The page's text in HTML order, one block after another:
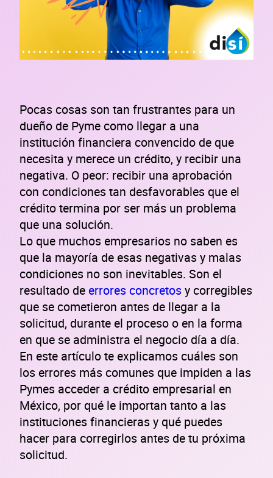
Pocas cosas son tan frustrantes para un
dueño de Pyme como llegar a una
institución financiera convencido de que
necesita y merece un crédito, y recibir una
negativa. O peor: recibir una aprobación
con condiciones tan desfavorables que el
crédito termina por ser más un problema
que una solución.
Lo que muchos empresarios no saben es
que la mayoría de esas negativas y malas
condiciones no son inevitables. Son el
resultado deerrores concretosy corregibles
que se cometieron antes de llegar a la
solicitud, durante el proceso o en la forma
en que se administra el negocio día a día.
En este artículo te explicamos cuáles son
los errores más comunes que impiden a las
Pymes acceder a crédito empresarial en
México, por qué le importan tanto a las
instituciones financieras y qué puedes
hacer para corregirlos antes de tu próxima
solicitud.